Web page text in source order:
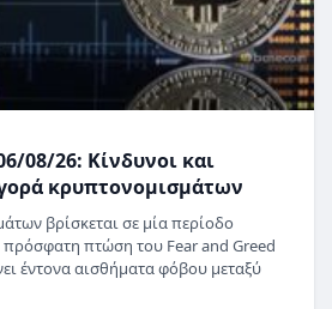
08/26: Κίνδυνοι και
κρυπτονομισμάτων
βρίσκεται σε μία περίοδο
πρόσφατη πτώση του Fear and Greed
έντονα αισθήματα φόβου μεταξύ